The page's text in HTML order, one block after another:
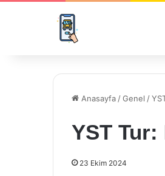
Anasayfa /Genel /
YST
23 Ekim 2024